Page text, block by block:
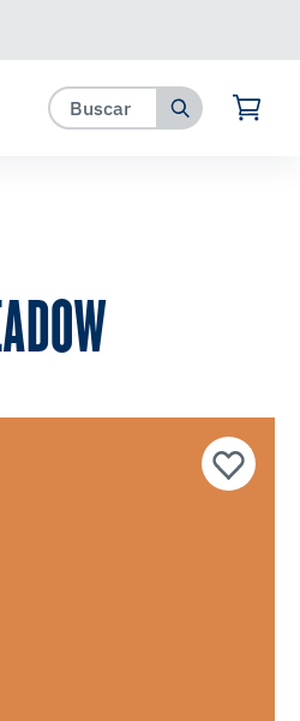
a favoritos.